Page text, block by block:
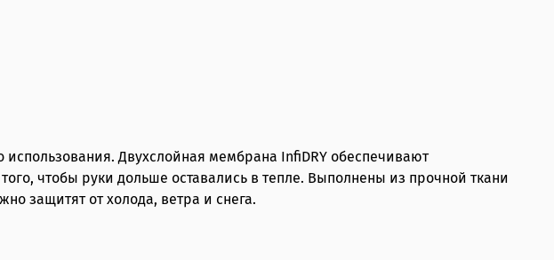
Двухслойная мембрана InfiDRY обеспечивают
чтобы руки дольше оставались в тепле. Выполнены из прочной ткани
защитят от холода, ветра и снега.